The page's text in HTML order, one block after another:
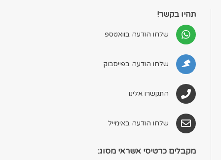
תהיו בקשר!
שלחו הודעה בוואטספ
שלחו הודעה בפייסבוק
התקשרו אלינו
שלחו הודעה באימייל
מקבלים כרטיסי אשראי מסוג: